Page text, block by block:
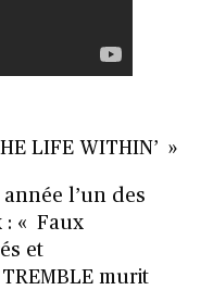
LIFE WITHIN’ »
l’un des
: « Faux
et
murit